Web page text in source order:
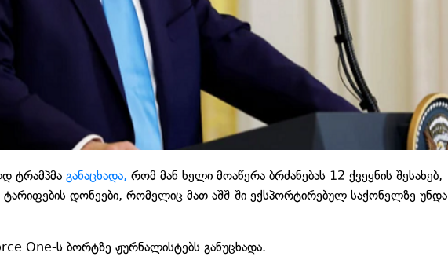
ტრამპმა განაცხადა, რომ მან ხელი მოაწერა ბრძანებას 12 ქვეყნის შესახებ,
დონეები, რომელიც მათ აშშ-ში ექსპორტირებულ საქონელზე უნდა
One-ს ბორტზე ჟურნალისტებს განუცხადა.